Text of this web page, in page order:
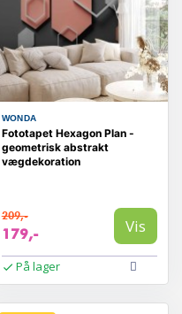
WONDA
Fototapet Hexagon Plan -
geometrisk abstrakt
vægdekoration
209,-
179,- Vis
På lager